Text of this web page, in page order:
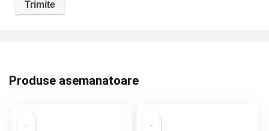
Produse asemanatoare